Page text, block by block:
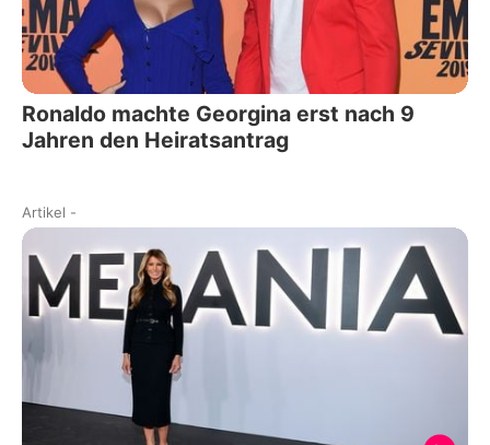
Ronaldo machte Georgina erst nach 9
Jahren den Heiratsantrag
Artikel -